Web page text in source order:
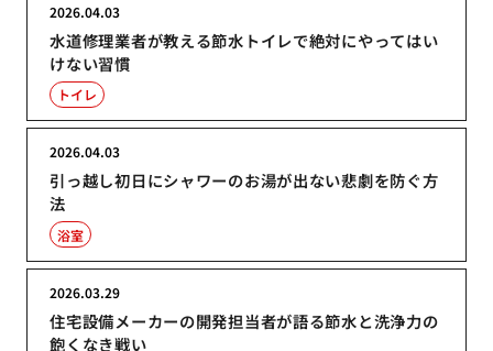
水道修理業者が教える節水トイレで絶対にやってはい
けない習慣
2026.04.03
トイレ
引っ越し初日にシャワーのお湯が出ない悲劇を防ぐ方
法
2026.04.03
浴室
住宅設備メーカーの開発担当者が語る節水と洗浄力の
飽くなき戦い
2026.03.29